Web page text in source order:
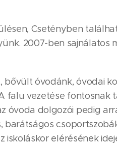
Csetényben
2007-ben sajnálatos
óvodánk, óvodai
falu vezetése fontosnak
óvoda dolgozói pedig
elérésének